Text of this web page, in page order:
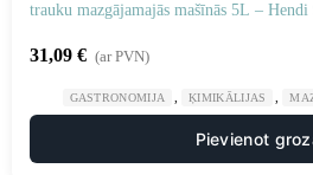
trauku mazgājamajās mašīnās 5L – Hendi
31,09 € (ar PVN)
GASTRONOMIJA ĶIMIKĀLIJAS
Pievienot